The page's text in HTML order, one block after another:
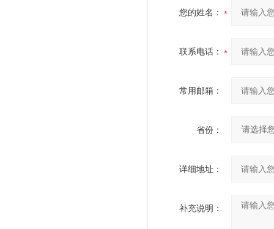
您的姓名：
联系电话：
常用邮箱：
省份：
详细地址：
补充说明：